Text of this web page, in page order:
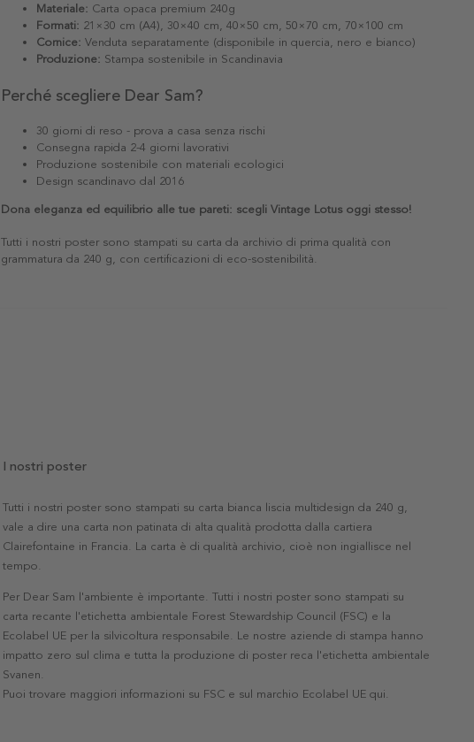
Materiale: Carta opaca premium 240g
Formati: 21×30 cm (A4), 30×40 cm, 40×50 cm, 50×70 cm, 70×100 cm
Cornice: Venduta separatamente (disponibile in quercia, nero e bianco)
Produzione: Stampa sostenibile in Scandinavia
Perché scegliere Dear Sam?
30 giorni di reso - prova a casa senza rischi
Consegna rapida 2-4 giorni lavorativi
Produzione sostenibile con materiali ecologici
Design scandinavo dal 2016
Dona eleganza ed equilibrio alle tue pareti: scegli Vintage Lotus oggi stesso!
Tutti i nostri poster sono stampati su carta da archivio di prima qualità con
grammatura da 240 g, con certificazioni di eco-sostenibilità.
I nostri poster
Tutti i nostri poster sono stampati su carta bianca liscia multidesign da 240 g,
vale a dire una carta non patinata di alta qualità prodotta dalla cartiera
Clairefontaine in Francia. La carta è di qualità archivio, cioè non ingiallisce nel
tempo.
Per Dear Sam l'ambiente è importante. Tutti i nostri poster sono stampati su
carta recante l'etichetta ambientale Forest Stewardship Council (FSC) e la
Ecolabel UE per la silvicoltura responsabile. Le nostre aziende di stampa hanno
impatto zero sul clima e tutta la produzione di poster reca l'etichetta ambientale
Svanen.
Puoi trovare maggiori informazioni su FSC e sul marchio Ecolabel UE qui.